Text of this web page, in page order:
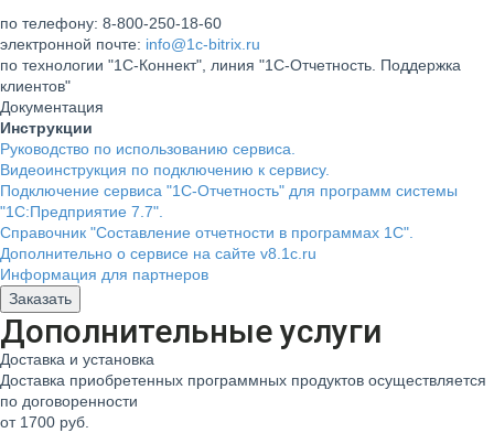
по телефону: 8-800-250-18-60
электронной почте: info@1c-bitrix.ru
по технологии "1С-Коннект", линия "1С-Отчетность. Поддержка
клиентов"
Документация
Инструкции
Руководство по использованию сервиса.
Видеоинструкция по подключению к сервису.
Подключение сервиса "1С-Отчетность" для программ системы
"1С:Предприятие 7.7".
Справочник "Составление отчетности в программах 1С".
Дополнительно о сервисе на сайте v8.1c.ru
Информация для партнеров
Заказать
Дополнительные услуги
Доставка и установка
Доставка приобретенных программных продуктов осуществляется
по договоренности
от 1700 руб.